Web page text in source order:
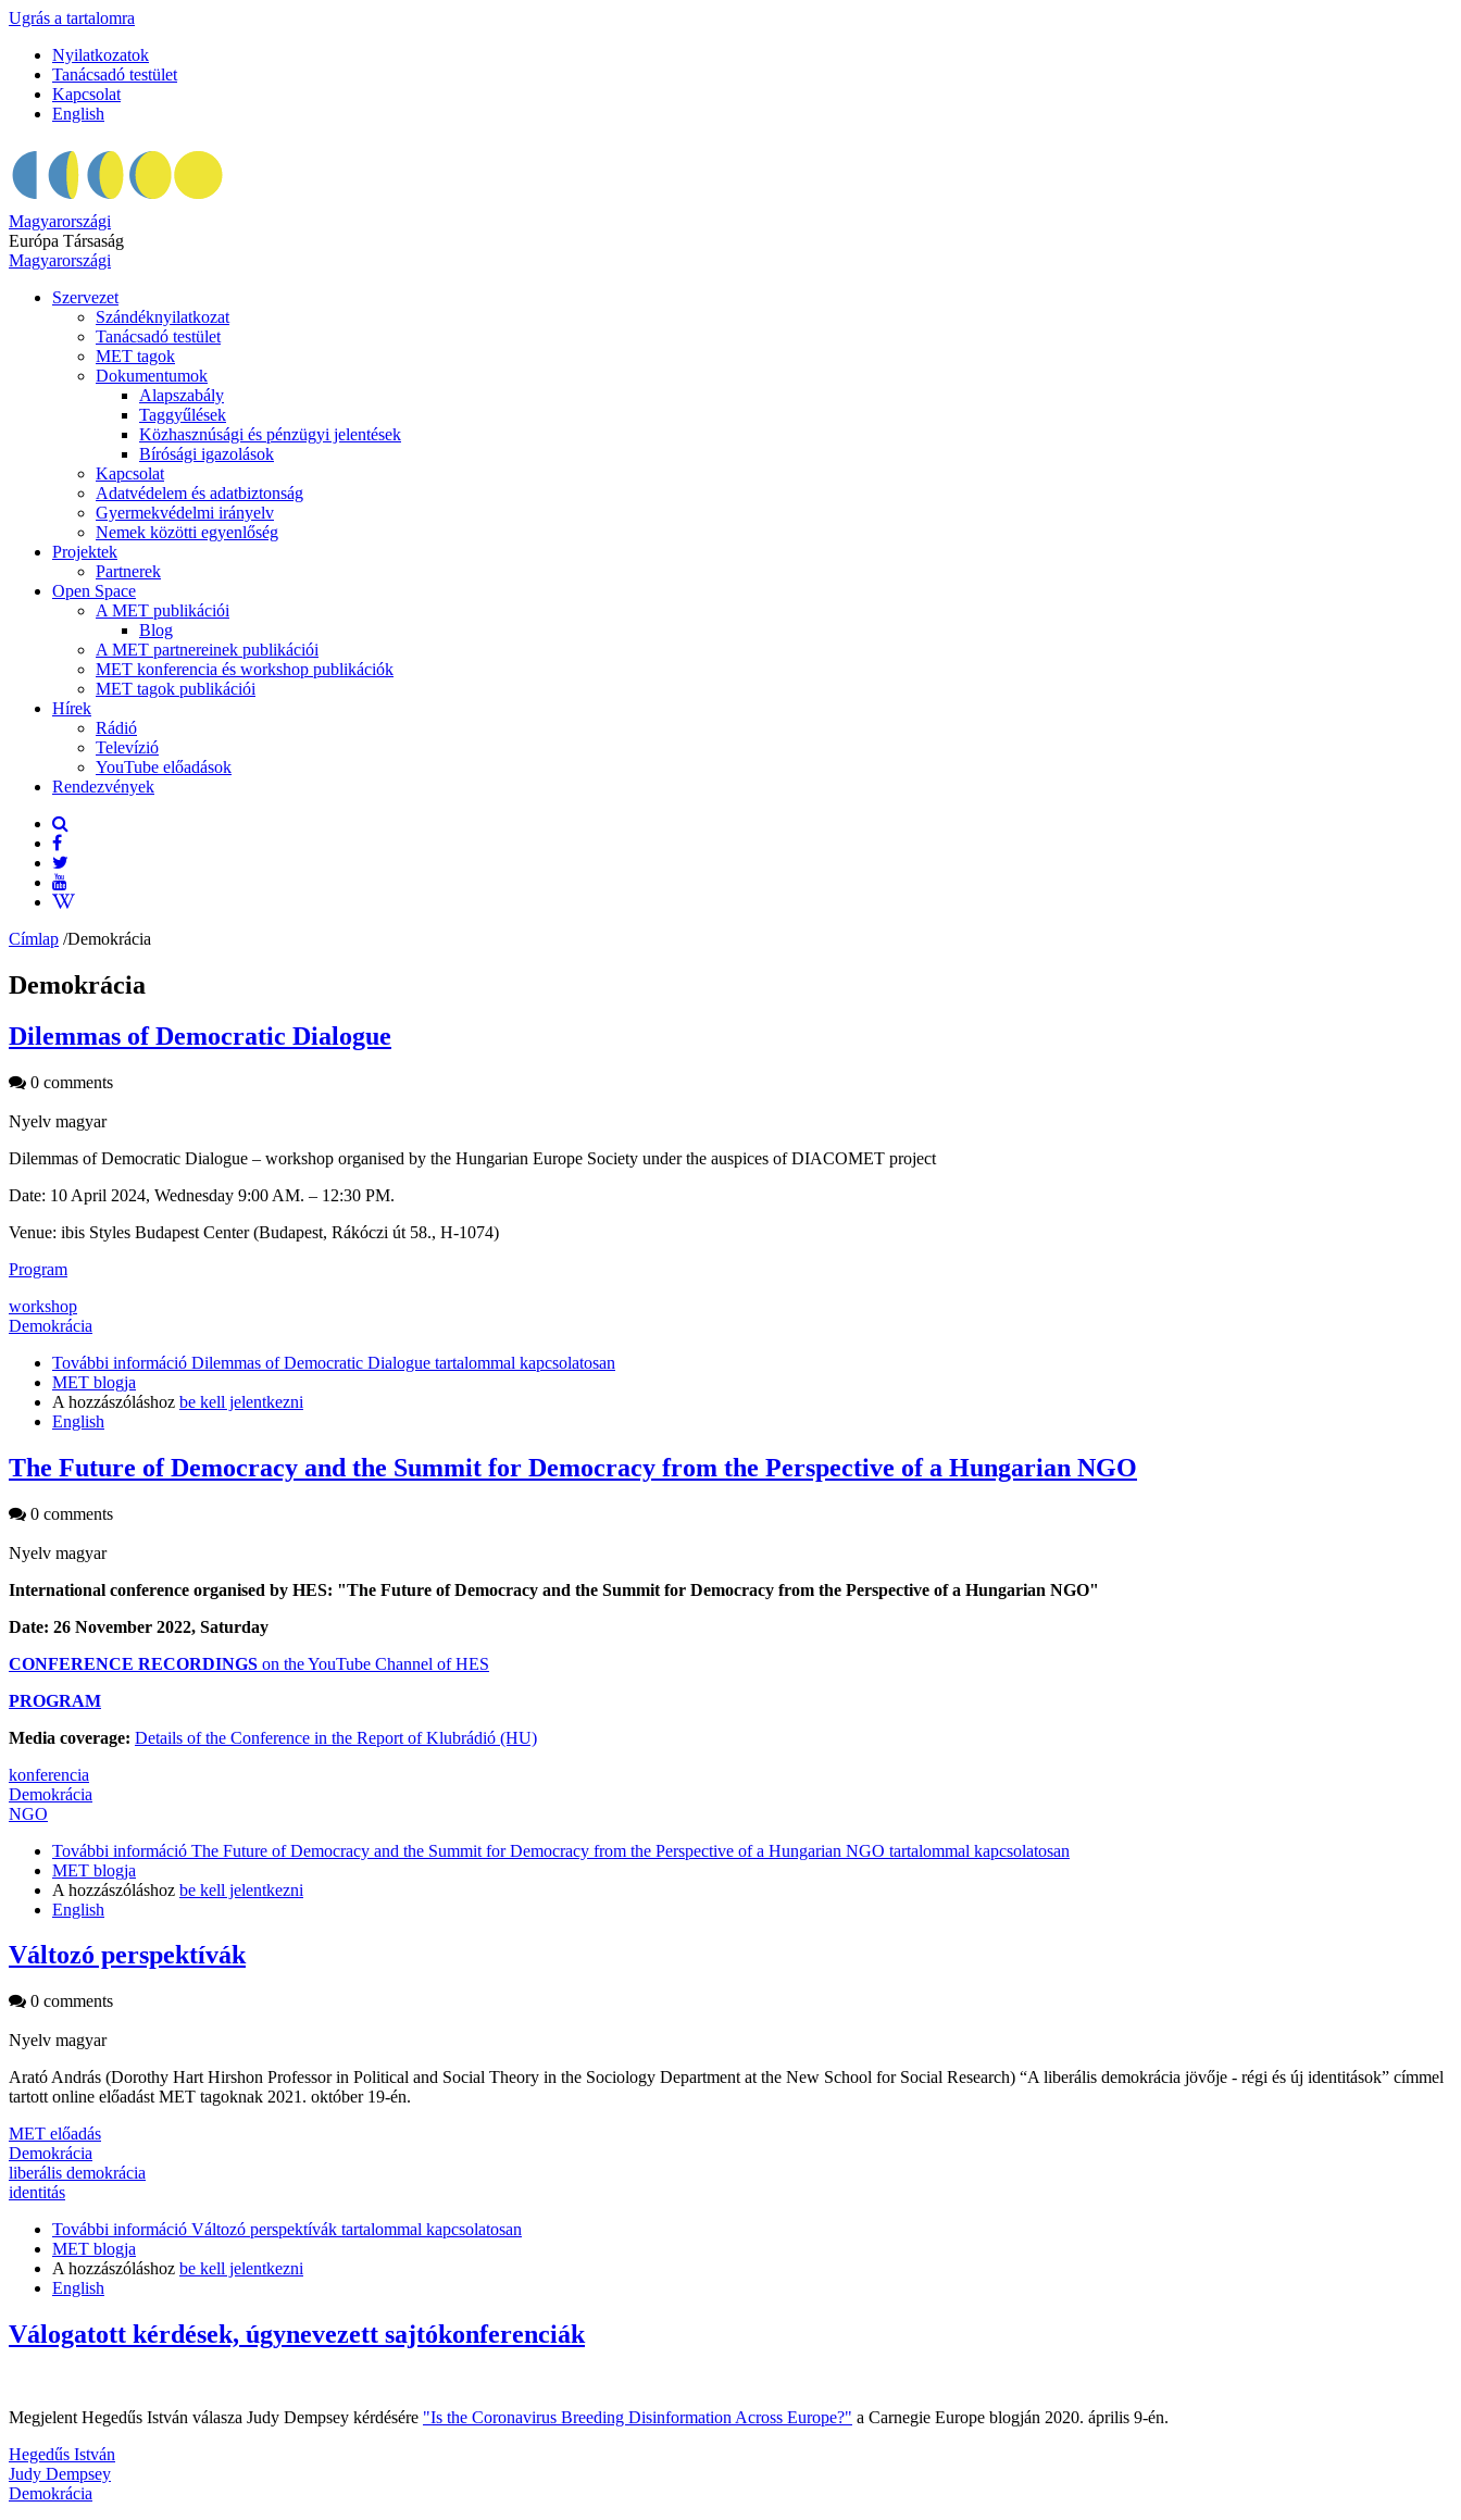
Ugrás a tartalomra
Nyilatkozatok
Tanácsadó testület
Kapcsolat
English
Magyarországi
Európa Társaság
Magyarországi
Szervezet
Szándéknyilatkozat
Tanácsadó testület
MET tagok
Dokumentumok
Alapszabály
Taggyűlések
Közhasznúsági és pénzügyi jelentések
Bírósági igazolások
Kapcsolat
Adatvédelem és adatbiztonság
Gyermekvédelmi irányelv
Nemek közötti egyenlőség
Projektek
Partnerek
Open Space
A MET publikációi
Blog
A MET partnereinek publikációi
MET konferencia és workshop publikációk
MET tagok publikációi
Hírek
Rádió
Televízió
YouTube előadások
Rendezvények
Címlap /Demokrácia
Demokrácia
Dilemmas of Democratic Dialogue
0 comments
Nyelv magyar
Dilemmas of Democratic Dialogue – workshop organised by the Hungarian Europe Society under the auspices of DIACOMET project
Date: 10 April 2024, Wednesday 9:00 AM. – 12:30 PM.
Venue: ibis Styles Budapest Center (Budapest, Rákóczi út 58., H-1074)
Program
workshop
Demokrácia
További információ Dilemmas of Democratic Dialogue tartalommal kapcsolatosan
MET blogja
A hozzászóláshoz be kell jelentkezni
English
The Future of Democracy and the Summit for Democracy from the Perspective of a Hungarian NGO
0 comments
Nyelv magyar
International conference organised by HES: "The Future of Democracy and the Summit for Democracy from the Perspective of a Hungarian NGO"
Date: 26 November 2022, Saturday
CONFERENCE RECORDINGS on the YouTube Channel of HES
PROGRAM
Media coverage: Details of the Conference in the Report of Klubrádió (HU)
konferencia
Demokrácia
NGO
További információ The Future of Democracy and the Summit for Democracy from the Perspective of a Hungarian NGO tartalommal kapcsolatosan
MET blogja
A hozzászóláshoz be kell jelentkezni
English
Változó perspektívák
0 comments
Nyelv magyar
Arató András (Dorothy Hart Hirshon Professor in Political and Social Theory in the Sociology Department at the New School for Social Research) “A liberális demokrácia jövője - régi és új identitások” címmel
tartott online előadást MET tagoknak 2021. október 19-én.
MET előadás
Demokrácia
liberális demokrácia
identitás
További információ Változó perspektívák tartalommal kapcsolatosan
MET blogja
A hozzászóláshoz be kell jelentkezni
English
Válogatott kérdések, úgynevezett sajtókonferenciák
Megjelent Hegedűs István válasza Judy Dempsey kérdésére "Is the Coronavirus Breeding Disinformation Across Europe?" a Carnegie Europe blogján 2020. április 9-én.
Hegedűs István
Judy Dempsey
Demokrácia